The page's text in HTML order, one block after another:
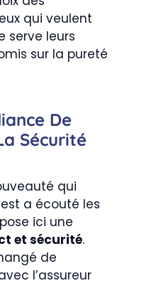
qui veulent
serve leurs
sur la pureté
De
Sécurité
qui
a écouté les
ici une
et sécurité.
de
l’assureur